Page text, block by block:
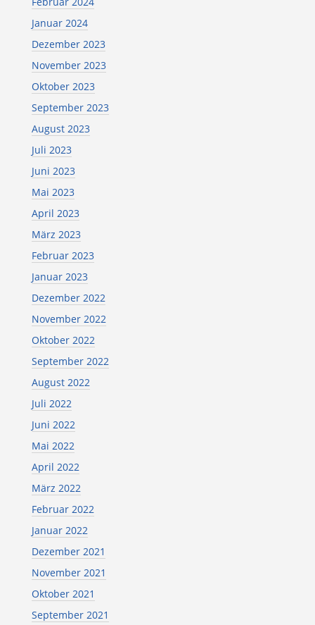
Januar 2024
Dezember 2023
November 2023
Oktober 2023
September 2023
August 2023
Juli 2023
Juni 2023
Mai 2023
April 2023
März 2023
Februar 2023
Januar 2023
Dezember 2022
November 2022
Oktober 2022
September 2022
August 2022
Juli 2022
Juni 2022
Mai 2022
April 2022
März 2022
Februar 2022
Januar 2022
Dezember 2021
November 2021
Oktober 2021
September 2021